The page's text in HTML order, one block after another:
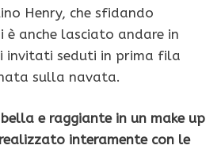
Henry, che sfidando
è anche lasciato andare in
invitati seduti in prima fila
sulla navata.
e raggiante in un make up
interamente con le